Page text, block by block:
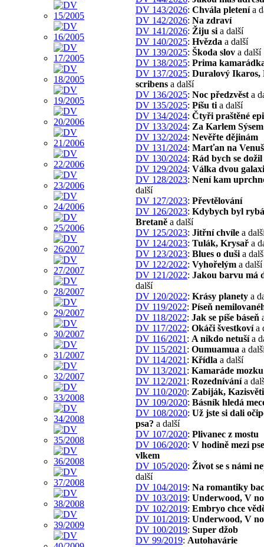
DV 143/2026: Chvála pletenía
DV 142/2026: Na zdraví
DV 141/2026: Žiju si a další
DV 140/2025: Hvězda a další
DV 139/2025: Škoda slov a další
DV 138/2025: Prima
DV 137/2025: Duralový Ikaros,
scribens a další
DV 136/2025: Noc předzvěst a
DV 135/2025: Píšu ti a další
DV 134/2024: Čtyři praštěné
DV 133/2024: Za Karlem Sýsem
DV 132/2024: Nevěřte dějinám
DV 131/2024: Marťan na
DV 130/2024: Rád bych se dožil
DV 129/2024: Válka dvou
DV 128/2023: Není kam
další
DV 127/2023: Převtělování
DV 126/2023: Kdybych byl
Bretaně a další
DV 125/2023: Jitřní chvíle a
DV 124/2023: Tulák, Krysař a
DV 123/2023: Blues o duši a
DV 122/2022: Vyhořelým a další
DV 121/2022: Jakou barvu má
další
DV 120/2022: Krásy planety a
DV 119/2022: Píseň
DV 118/2022: Jak se píše báseň
DV 117/2022: Okáči švestkovía
DV 116/2021 : A nikdo netušía
DV 115/2021 : Oumuamua a
DV 114/2021 : Křídla a další
DV 113/2021 : Kamaráde mozku
DV 112/2021 : Rozednívánía
DV 110/2020: Zabiják, Kazisvěti
DV 109/2020: Básník hledá
DV 108/2020: Už jste si dali
psa? a další
DV 107/2020: Plivanec z mostu
DV 106/2020: V hodině mezi
vlkem
DV 105/2020: Život se s námi
další
DV 104/2019: Na romantiky
DV 103/2019: Underwood, V
DV 102/2019: Embryo chce
DV 101/2019: Underwood, V
DV 100/2019: Super džob
DV 99/2019: Autohavárie